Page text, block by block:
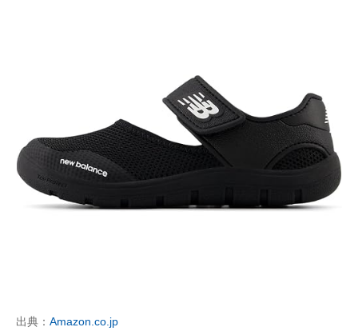
出典： Amazon.co.jp